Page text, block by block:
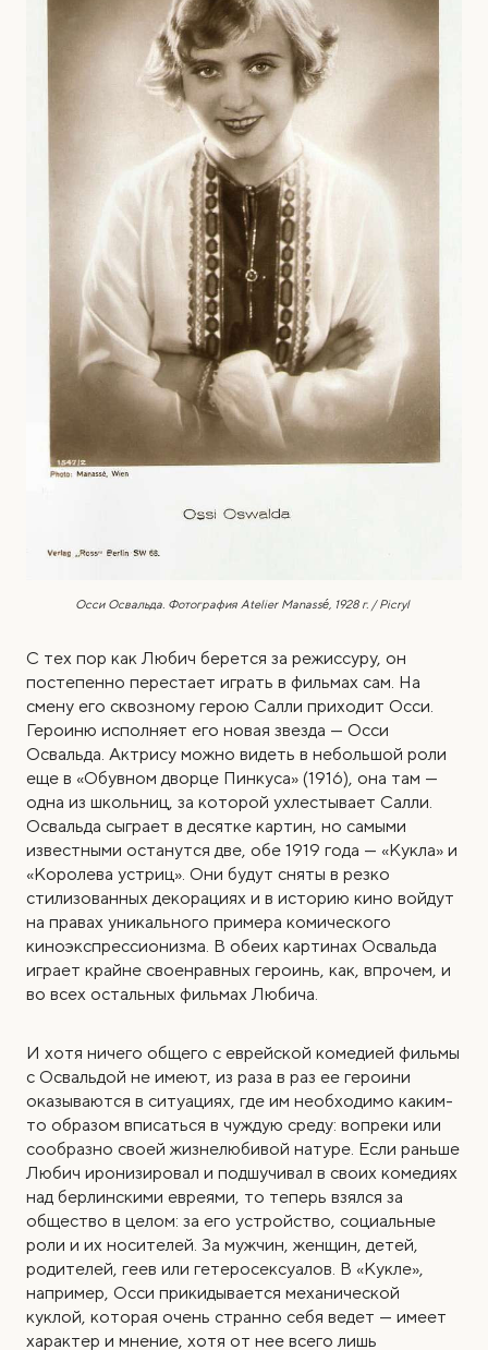
Осси Освальда. Фотография Atelier Manassé, 1928 г. / Picryl
С тех пор как Любич берется за режиссуру, он
постепенно перестает играть в фильмах сам. На
смену его сквозному герою Салли приходит Осси.
Героиню исполняет его новая звезда — Осси
Освальда. Актрису можно видеть в небольшой роли
еще в «Обувном дворце Пинкуса» (1916), она там —
одна из школьниц, за которой ухлестывает Салли.
Освальда сыграет в десятке картин, но самыми
известными останутся две, обе 1919 года — «Кукла» и
«Королева устриц». Они будут сняты в резко
стилизованных декорациях и в историю кино войдут
на правах уникального примера комического
киноэкспрессионизма. В обеих картинах Освальда
играет крайне своенравных героинь, как, впрочем, и
во всех остальных фильмах Любича.
И хотя ничего общего с еврейской комедией фильмы
с Освальдой не имеют, из раза в раз ее героини
оказываются в ситуациях, где им необходимо каким-
то образом вписаться в чуждую среду: вопреки или
сообразно своей жизнелюбивой натуре. Если раньше
Любич иронизировал и подшучивал в своих комедиях
над берлинскими евреями, то теперь взялся за
общество в целом: за его устройство, социальные
роли и их носителей. За мужчин, женщин, детей,
родителей, геев или гетеросексуалов. В «Кукле»,
например, Осси прикидывается механической
куклой, которая очень странно себя ведет — имеет
характер и мнение, хотя от нее всего лишь